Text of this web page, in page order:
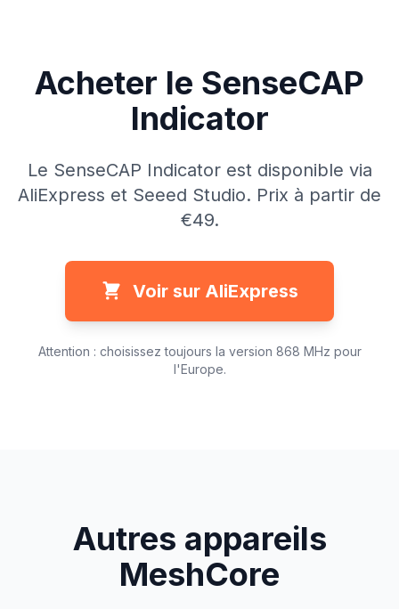
Acheter le SenseCAP
Indicator
Le SenseCAP Indicator est disponible via
AliExpress et Seeed Studio. Prix à partir de
€49.
Voir sur AliExpress
Attention : choisissez toujours la version 868 MHz pour
l'Europe.
Autres appareils
MeshCore